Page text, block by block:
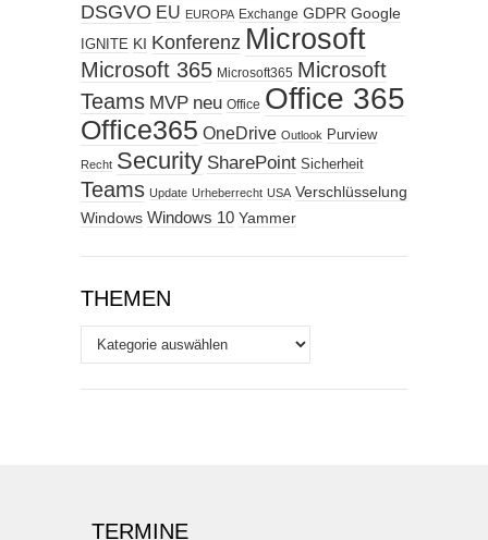
DSGVO EU EUROPA Exchange GDPR Google
IGNITE KI Konferenz Microsoft
Microsoft 365 Microsoft365 Microsoft
Teams MVP neu Office Office 365
Office365 OneDrive Outlook Purview
Recht Security SharePoint Sicherheit
Teams Update Urheberrecht USA Verschlüsselung
Windows Windows 10 Yammer
THEMEN
Themen
TERMINE